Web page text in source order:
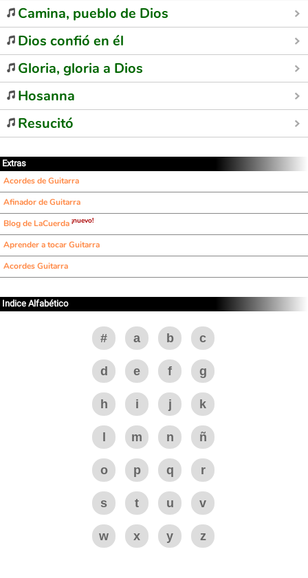
Camina, pueblo de Dios
Dios confió en él
Gloria, gloria a Dios
Hosanna
Resucitó
Extras
Acordes de Guitarra
Afinador de Guitarra
Blog de LaCuerda ¡nuevo!
Aprender a tocar Guitarra
Acordes Guitarra
Indice Alfabético
# a b c
d e f g
h i j k
m n ñ
o p q r
s t u v
w x y z